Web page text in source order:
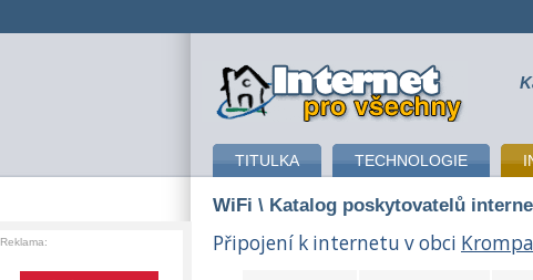
připojení k internetu
TITULKA TECHNOLOGIE
WiFi \ Katalog poskytovatelů
Připojení k internetu v obci
Reklama: